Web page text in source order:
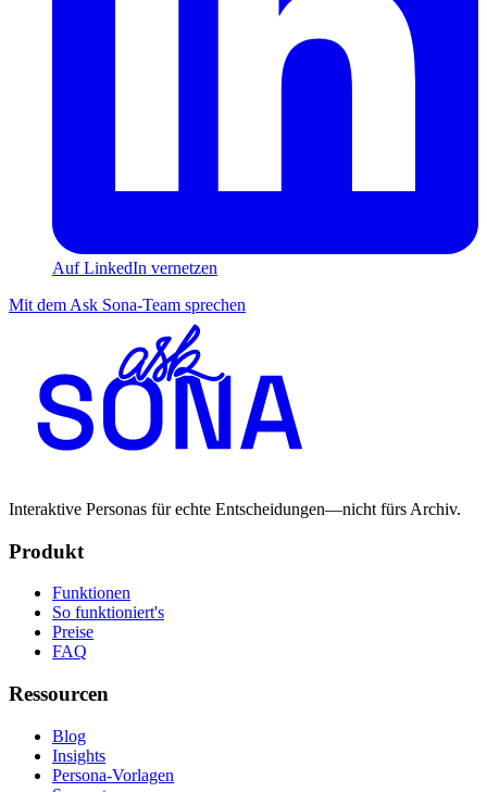
Auf LinkedIn vernetzen
Mit dem Ask Sona-Team sprechen
Interaktive Personas für echte Entscheidungen—nicht fürs Archiv.
Produkt
Funktionen
So funktioniert's
Preise
FAQ
Ressourcen
Blog
Insights
Persona-Vorlagen